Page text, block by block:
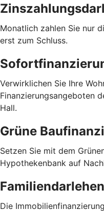
Monatlich zahlen Sie nur
erst zum Schluss.
Verwirklichen Sie Ihre
Finanzierungsangeboten
Hall.
Grüne
Setzen Sie mit dem
Hypothekenbank auf
Familiendarlehen
Die